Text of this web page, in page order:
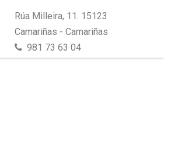
Rúa Milleira, 11. 15123
Camariñas - Camariñas
981 73 63 04